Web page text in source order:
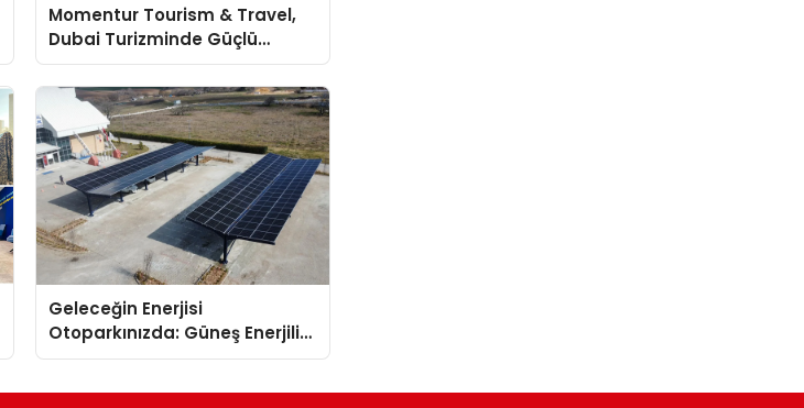
Momentur Tourism & Travel,
Dubai Turizminde Güçlü
Operasyon Ağıyla Fark
Yaratıyor
Geleceğin Enerjisi
Otoparkınızda: Güneş Enerjili
Carport (Solar Otopark)